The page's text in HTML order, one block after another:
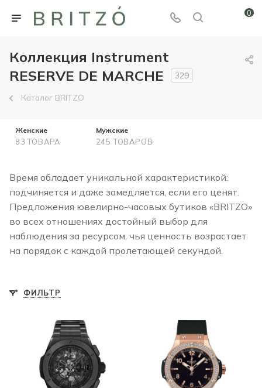
0
Коллекция Instrument
RESERVE DE MARCHE
329
Каталог BRITZO
Женские
83 ТОВАРА
Мужские
245 ТОВАРОВ
Время обладает уникальной характеристикой:
подчиняется и даже замедляется, если его ценят.
Предложения ювелирно-часовых бутиков «BRITZO»
во всех отношениях достойный выбор для
наблюдения за ресурсом, чья ценность возрастает
на порядок с каждой пролетающей секундой.
ФИЛЬТР